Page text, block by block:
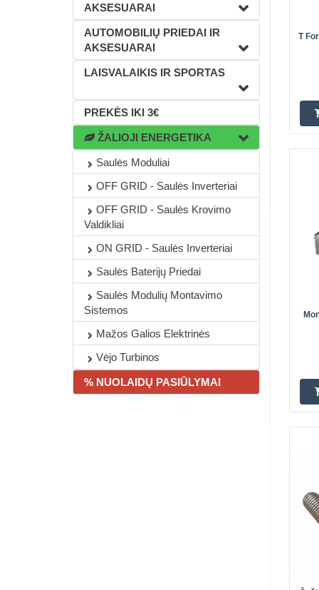
AKSESUARAI
AUTOMOBILIŲ PRIEDAI IR
AKSESUARAI
LAISVALAIKIS IR SPORTAS
PREKĖS IKI 3€
ŽALIOJI ENERGETIKA
Saulės Moduliai
OFF GRID - Saulės Inverteriai
OFF GRID - Saulės Krovimo
Valdikliai
ON GRID - Saulės Inverteriai
Saulės Baterijų Priedai
Saulės Modulių Montavimo
Sistemos
Mažos Galios Elektrinės
Vėjo Turbinos
% NUOLAIDŲ PASIŪLYMAI
T